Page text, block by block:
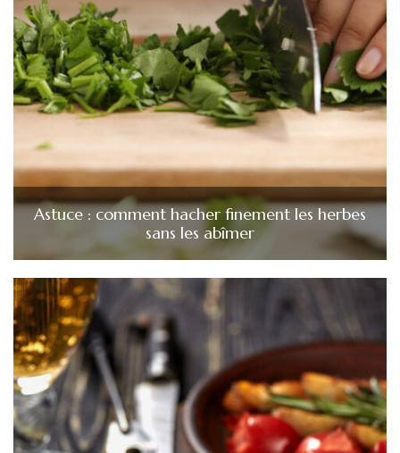
Astuce : comment hacher finement les herbes
sans les abîmer